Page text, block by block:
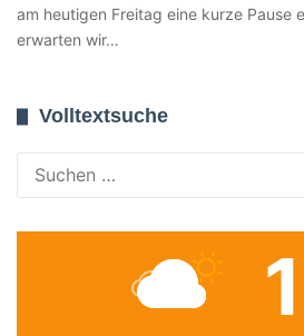
am heutigen Freitag eine kurze Pause
erwarten wir…
Volltextsuche